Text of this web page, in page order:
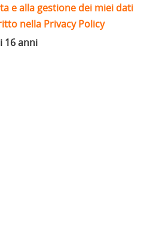
e alla gestione dei miei dati
nella Privacy Policy
16 anni